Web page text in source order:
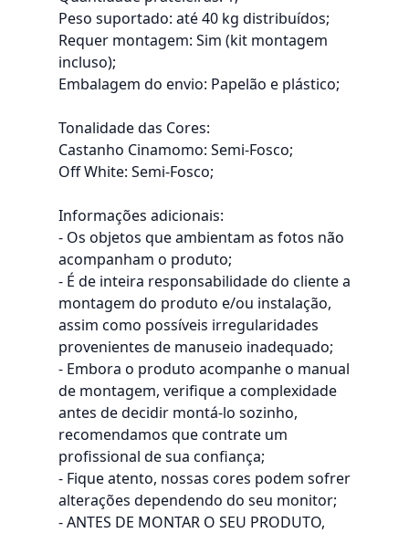
Peso suportado: até 40 kg distribuídos;
Requer montagem: Sim (kit montagem
incluso);
Embalagem do envio: Papelão e plástico;
Tonalidade das Cores:
Castanho Cinamomo: Semi-Fosco;
Off White: Semi-Fosco;
Informações adicionais:
- Os objetos que ambientam as fotos não
acompanham o produto;
- É de inteira responsabilidade do cliente a
montagem do produto e/ou instalação,
assim como possíveis irregularidades
provenientes de manuseio inadequado;
- Embora o produto acompanhe o manual
de montagem, verifique a complexidade
antes de decidir montá-lo sozinho,
recomendamos que contrate um
profissional de sua confiança;
- Fique atento, nossas cores podem sofrer
alterações dependendo do seu monitor;
- ANTES DE MONTAR O SEU PRODUTO,